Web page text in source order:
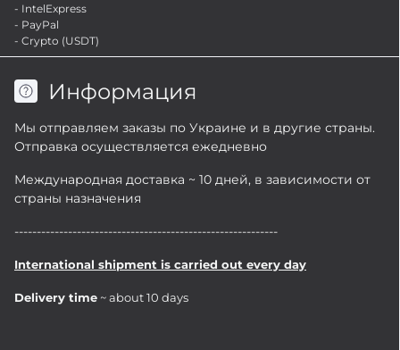
- IntelExpress
- PayPal
- Crypto (USDT)
Информация
Мы отправляем заказы по Украине и в другие страны.
Отправка осуществляется ежедневно
Международная доставка ~ 10 дней, в зависимости от
страны назначения
-----------------------------------------------------------
International shipment is carried out every day
Delivery time ~ about 10 days